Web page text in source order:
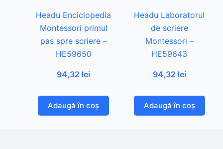
Headu Enciclopedia
Montessori primul
pas spre scriere –
HE59650
94,32 lei
Adaugă în coș
Headu Laboratorul
de scriere
Montessori –
HE59643
94,32 lei
Adaugă în coș